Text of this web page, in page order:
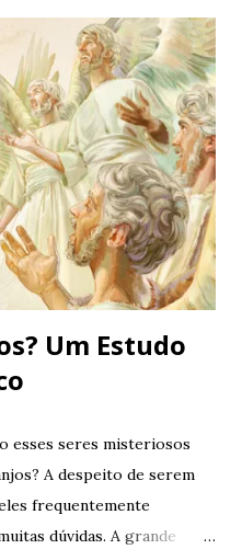
águas e expandindo os
um retrato de Sua
e a perfeição de Suas
a contemplar a
de reconhecer Sua mão
TEXTO-BASE Gênesis
no meio das águas, e
E fez Deus a expansão
que estavam debaixo da
Um Estudo
esses seres misteriosos
A despeito de serem
frequentemente
dúvidas. A grande